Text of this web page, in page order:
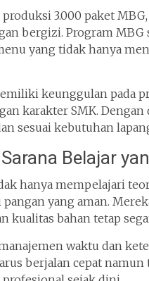
3.000 paket
bergizi. Program
yang tidak hanya
keunggulan pada
karakter SMK.
sesuai kebutuhan
Belajar
hanya mempelajari
yang aman.
kualitas bahan tetap
waktu dan
berjalan cepat